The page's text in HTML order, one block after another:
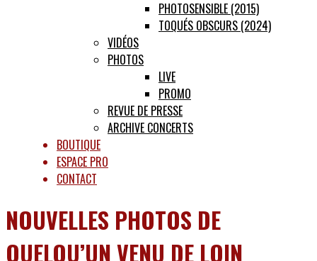
PHOTOSENSIBLE (2015)
TOQUÉS OBSCURS (2024)
VIDÉOS
PHOTOS
LIVE
PROMO
REVUE DE PRESSE
ARCHIVE CONCERTS
BOUTIQUE
ESPACE PRO
CONTACT
NOUVELLES PHOTOS DE
QUELQU’UN VENU DE LOIN